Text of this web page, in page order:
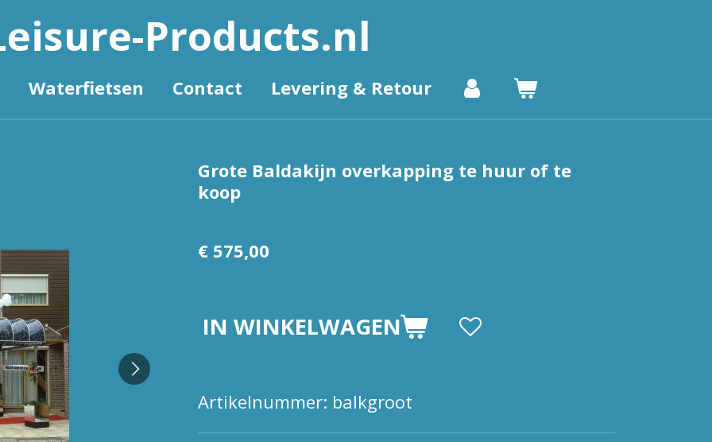
Products.nl
Waterfietsen Contact Levering & Retour
Grote Baldakijn overkapping te huur of te
koop
€ 575,00
IN WINKELWAGEN
Artikelnummer: balkgroot